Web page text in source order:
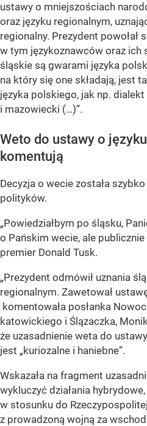
ustawy o mniejszościach
oraz języku regionalnym,
regionalny. Prezydent powołał
w tym językoznawców oraz ich
śląskie są gwarami języka
na który się one składają, jest
języka polskiego, jak np.
i mazowiecki (…)”.
Weto do ustawy o
komentują
Decyzja o wecie została
polityków.
„Powiedziałbym po śląsku,
o Pańskim wecie, ale publicznie
premier Donald Tusk.
„Prezydent odmówił uznania
regionalnym. Zawetował
komentowała posłanka
katowickiego i Ślązaczka,
że uzasadnienie weta do
jest „kuriozalne i haniebne”.
Wskazała na fragment
wykluczyć działania
w stosunku do
z prowadzoną wojną za